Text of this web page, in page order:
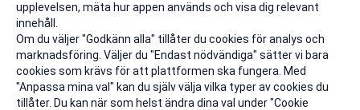
upplevelsen, mäta hur appen används och visa dig relevant
innehåll.
Om du väljer "Godkänn alla" tillåter du cookies för analys och
marknadsföring. Väljer du "Endast nödvändiga" sätter vi bara
cookies som krävs för att plattformen ska fungera. Med
"Anpassa mina val" kan du själv välja vilka typer av cookies du
tillåter. Du kan när som helst ändra dina val under "Cookie